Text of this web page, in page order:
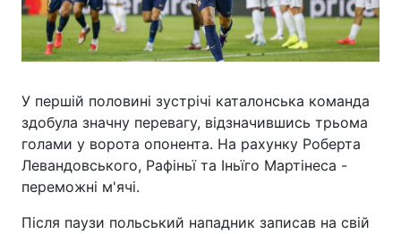
У першій половині зустрічі каталонська команда
здобула значну перевагу, відзначившись трьома
голами у ворота опонента. На рахунку Роберта
Левандовського, Рафіньї та Іньїго Мартінеса -
переможні м'ячі.
Після паузи польський нападник записав на свій